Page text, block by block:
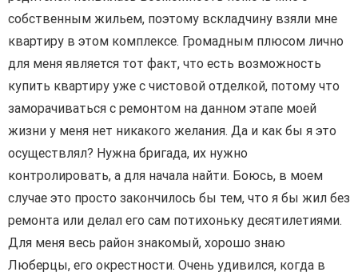
собственным жильем, поэтому вскладчину взяли мне
квартиру в этом комплексе. Громадным плюсом лично
для меня является тот факт, что есть возможность
купить квартиру уже с чистовой отделкой, потому что
заморачиваться с ремонтом на данном этапе моей
жизни у меня нет никакого желания. Да и как бы я это
осуществлял? Нужна бригада, их нужно
контролировать, а для начала найти. Боюсь, в моем
случае это просто закончилось бы тем, что я бы жил без
ремонта или делал его сам потихоньку десятилетиями.
Для меня весь район знакомый, хорошо знаю
Люберцы, его окрестности. Очень удивился, когда в